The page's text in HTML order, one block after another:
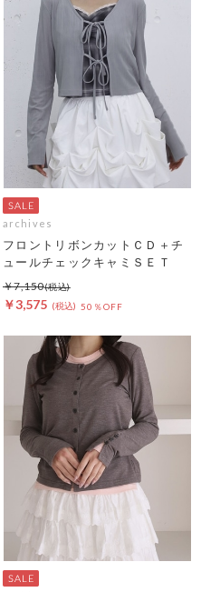
archives
フロントリボンカットＣＤ＋チ
ュールチェックキャミＳＥＴ
￥3,575 50％OFF
￥7,150